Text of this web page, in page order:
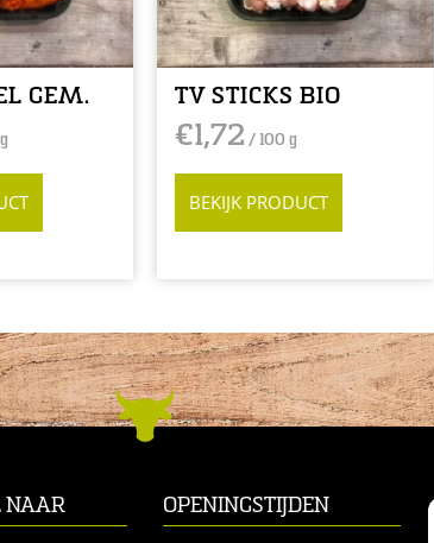
GEM. TV STICKS BIO
€1,72 / 100 g
BEKIJK PRODUCT
NAAR OPENINGSTIJDEN